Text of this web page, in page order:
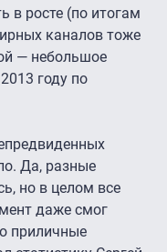
в росте (по итогам
каналов тоже
— небольшое
году по
Да, разные
но в целом все
даже смог
приличные